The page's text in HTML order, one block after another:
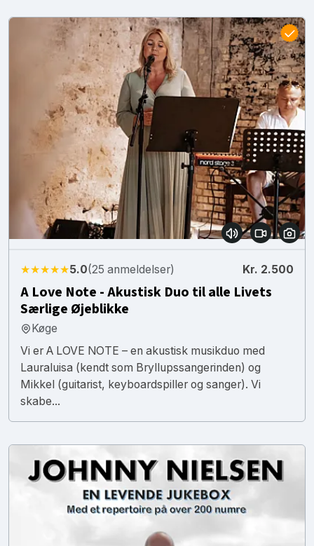
★★★★★5.0(25 anmeldelser) Kr. 2.500
A Love Note - Akustisk Duo til alle Livets
Særlige Øjeblikke
Køge
Vi er A LOVE NOTE – en akustisk musikduo med
Lauraluisa (kendt som Bryllupssangerinden) og
Mikkel (guitarist, keyboardspiller og sanger). Vi
skabe...